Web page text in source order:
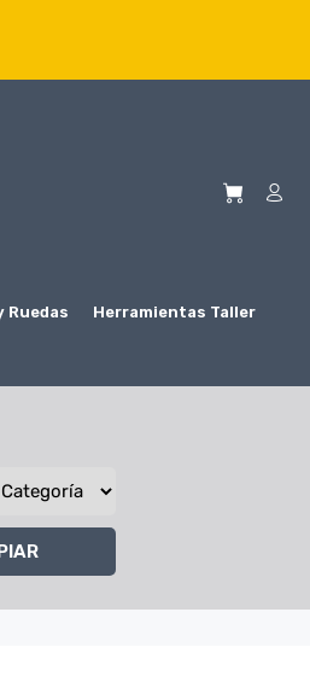
Ruedas Herramientas Taller